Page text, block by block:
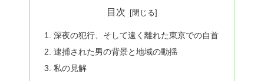
目次
深夜の犯行、そして遠く離れた東京での自首
逮捕された男の背景と地域の動揺
私の見解